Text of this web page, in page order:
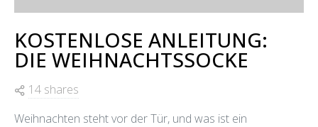
KOSTENLOSE ANLEITUNG:
DIE WEIHNACHTSSOCKE
14 shares
Weihnachten steht vor der Tür, und was ist ein